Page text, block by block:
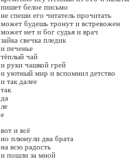
пишет белое письмо
не спеши его читатель прочитать
может будешь тронут и встревожен
может нет и бог судья и врач
зайка свечка пледик
и печенье
тёплый чай
и руки чашкой грей
и уютный мир и вспомнил детство
и так далее
так
да
ле
е
вот и всё
но плюнули два брата
на всю радость
и пошли за мной